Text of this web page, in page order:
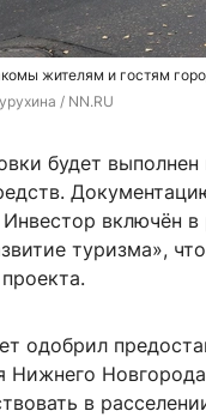
жителям и гостям
/ NN.RU
будет
включён
туризма»,
одобрил
Нижнего
в